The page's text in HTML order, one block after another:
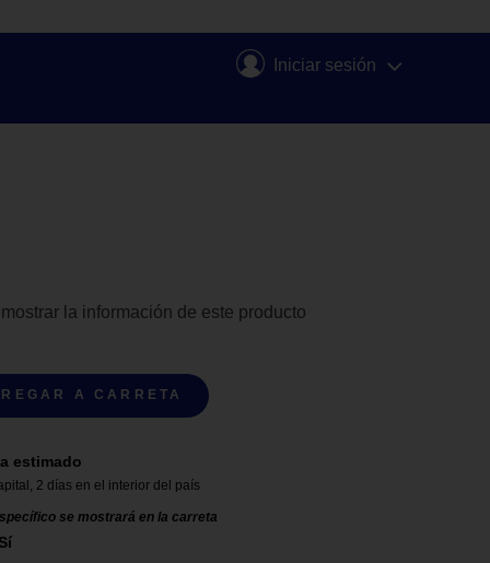
Iniciar sesión
la información de este producto
A CARRETA
estimado
, 2 días en el interior del país
se mostrará en la carreta